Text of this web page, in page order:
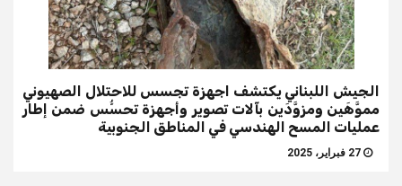
الجيش اللبناني يكتشف اجهزة تجسس للاحتلال الصهيوني
مموَّهَين ومزوَّدَين بآلات تصوير وأجهزة تحسُّس ضمن إطار
عمليات المسح الهندسي في المناطق الجنوبية